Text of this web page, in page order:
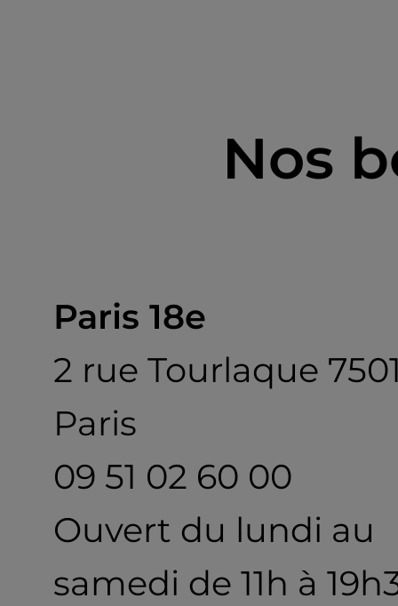
Nos
Paris 18e
2 rue Tourlaque
Paris
09 51 02 60 00
Ouvert du lundi au
samedi de 11h à